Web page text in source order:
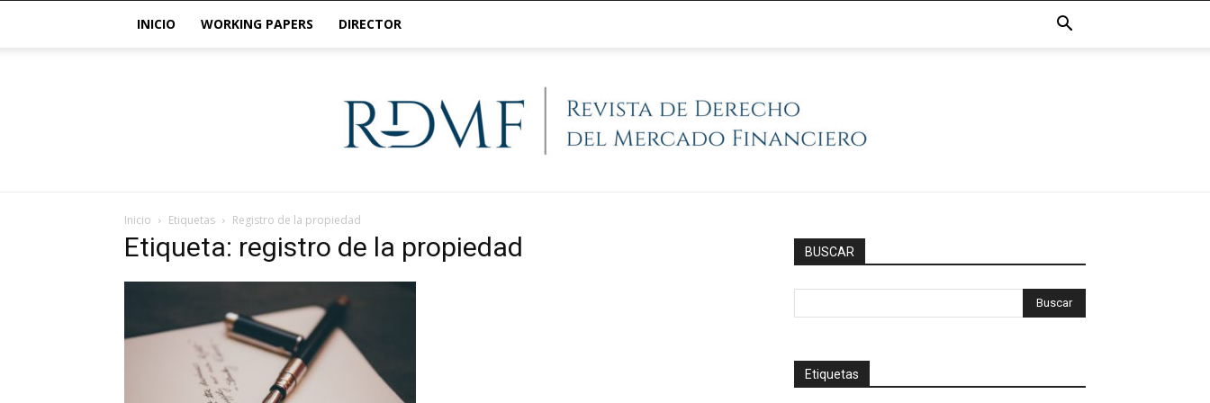
INICIO WORKING PAPERS DIRECTOR
Inicio Etiquetas Registro de la propiedad
Etiqueta: registro de la propiedad BUSCAR
Etiquetas